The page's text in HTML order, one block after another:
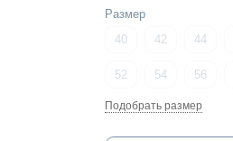
Размер
40
42 44
52 54 56
Подобрать размер